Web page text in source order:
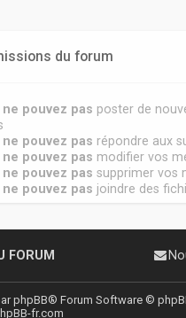
du forum
ne pouvez pas poster de
ne pouvez pas répondre aux
ne pouvez pas modifier vos
ne pouvez pas supprimer vos
ne pouvez pas joindre des
FORUM
phpBB® Forum Software ©
fr.com